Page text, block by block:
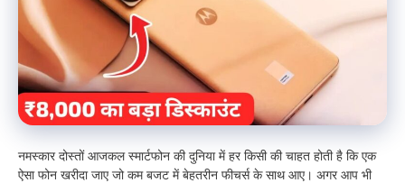
नमस्कार दोस्तों आजकल स्मार्टफोन की दुनिया में हर किसी की चाहत होती है कि एक
ऐसा फोन खरीदा जाए जो कम बजट में बेहतरीन फीचर्स के साथ आए। अगर आप भी